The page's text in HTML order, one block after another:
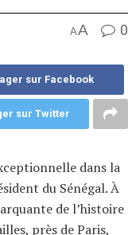
AA 0
sur Facebook
sur Twitter
dans la
du Sénégal. À
de l’histoire
près de Paris,